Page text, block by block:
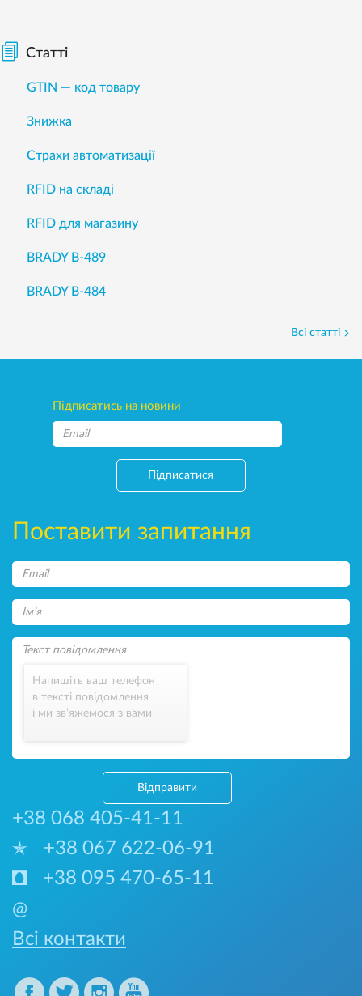
Статті
GTIN — код товару
Знижка
Страхи автоматизації
RFID на складі
RFID для магазину
BRADY B-489
BRADY B-484
Всі статті
Підписатись на новини
Підписатися
Поставити запитання
Напишіть ваш телефон
в тексті повідомлення
і ми зв’яжемося з вами
Відправити
+38 068 405-41-11
+38 067 622-06-91
+38 095 470-65-11
@
Всі контакти